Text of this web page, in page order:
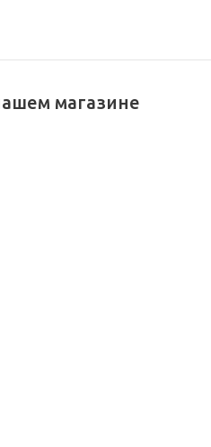
магазине